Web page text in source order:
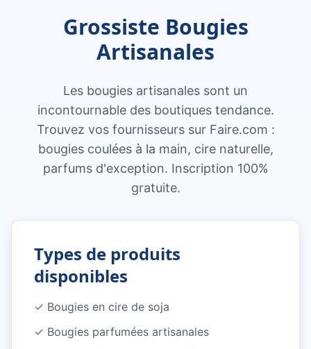
Grossiste Bougies
Artisanales
Les bougies artisanales sont un
incontournable des boutiques tendance.
Trouvez vos fournisseurs sur Faire.com :
bougies coulées à la main, cire naturelle,
parfums d'exception. Inscription 100%
gratuite.
Types de produits
disponibles
✓ Bougies en cire de soja
✓ Bougies parfumées artisanales